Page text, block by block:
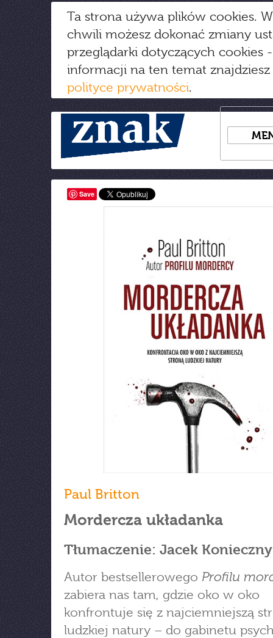
Ta strona używa plików cookies.
chwili możesz dokonać zmiany
przeglądarki dotyczących cookies
informacji na ten temat
polityce prywatności.
Save
Paul Britton
Mordercza układanka
Tłumaczenie: Jacek Konieczny
Autor bestsellerowego Profilu
zabiera nas tam, gdzie oko w oko
konfrontuje się z najciemniejszą
ludzkiej natury – do gabinetu